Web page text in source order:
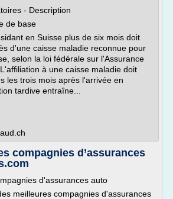
- Description
de base
en Suisse plus de six mois doit
d'une caisse maladie reconnue pour
selon la loi fédérale sur l'Assurance
à une caisse maladie doit
les trois mois après l'arrivée en
tardive entraîne...
compagnies d’assurances
d'assurances auto
meilleures compagnies d'assurances